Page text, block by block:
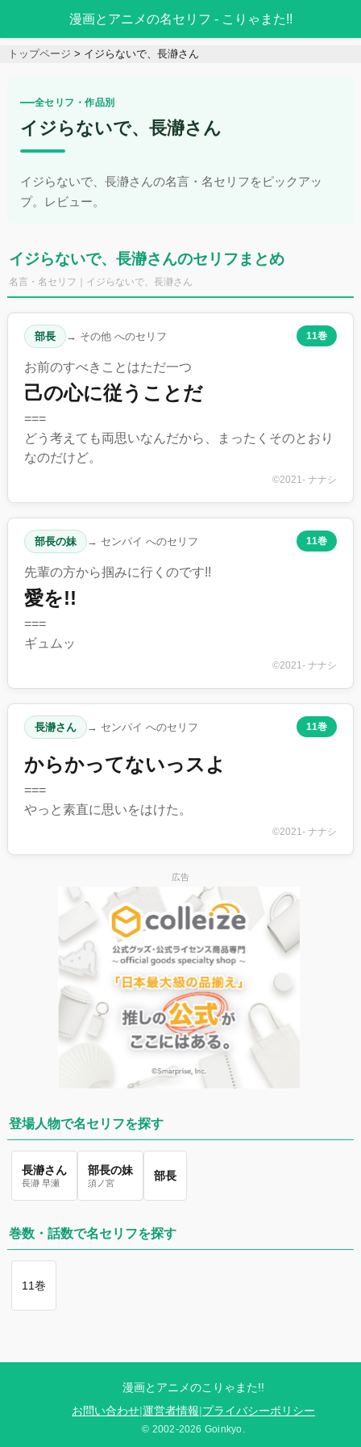
漫画とアニメの名セリフ - こりゃまた!!
トップページ イジらないで、長瀞さん
全セリフ・作品別
イジらないで、長瀞さん
イジらないで、長瀞さんの名言・名セリフをピックアッ
プ。レビュー。
イジらないで、長瀞さんのセリフまとめ
名言・名セリフ｜イジらないで、長瀞さん
部長 → その他 へのセリフ 11巻
お前のすべきことはただ一つ
己の心に従うことだ
===
どう考えても両思いなんだから、まったくそのとおり
なのだけど。
©2021- ナナシ
部長の妹 → センパイ へのセリフ 11巻
先輩の方から掴みに行くのです!!
愛を!!
===
ギュムッ
©2021- ナナシ
長瀞さん → センパイ へのセリフ 11巻
からかってないっスよ
===
やっと素直に思いをはけた。
©2021- ナナシ
広告
登場人物で名セリフを探す
長瀞さん
長瀞 早瀬
部長の妹
須ノ宮
部長
巻数・話数で名セリフを探す
11巻
漫画とアニメのこりゃまた!!
お問い合わせ|運営者情報|プライバシーポリシー
© 2002-2026 Goinkyo.